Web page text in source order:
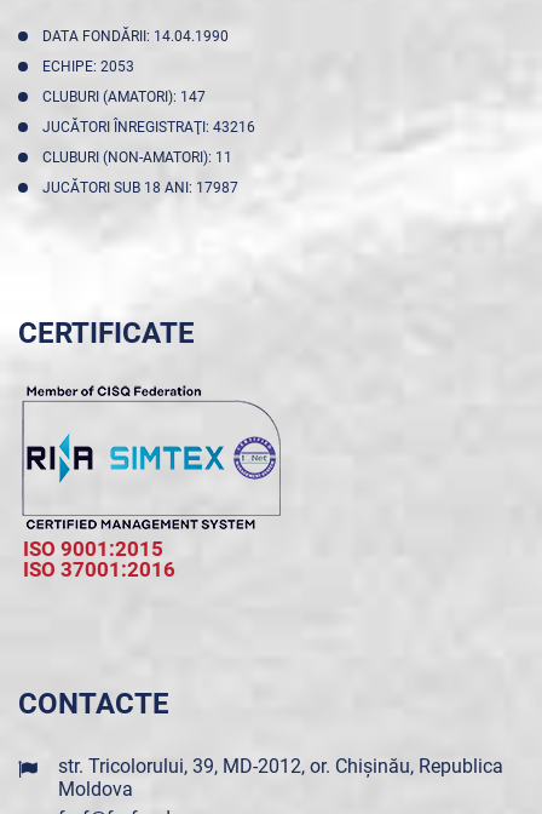
DATA FONDĂRII: 14.04.1990
ECHIPE: 2053
CLUBURI (AMATORI): 147
JUCĂTORI ÎNREGISTRAŢI: 43216
CLUBURI (NON-AMATORI): 11
JUCĂTORI SUB 18 ANI: 17987
CERTIFICATE
ISO 9001:2015
ISO 37001:2016
CONTACTE
str. Tricolorului, 39, MD-2012, or. Chișinău, Republica
Moldova